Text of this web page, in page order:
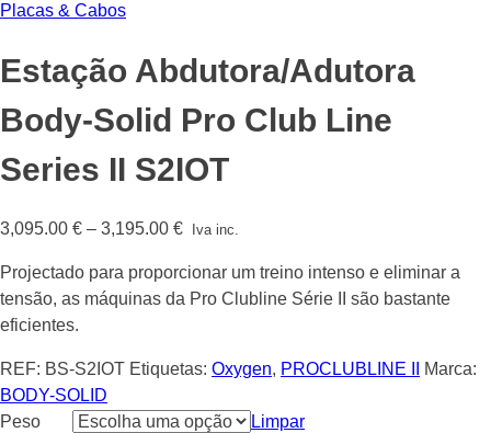
Placas & Cabos
Estação Abdutora/Adutora
Body-Solid Pro Club Line
Series II S2IOT
3,095.00 € – 3,195.00 €Price
3,095.00 €
through
Iva inc.
Projectado para proporcionar um treino intenso e eliminar a
tensão, as máquinas da Pro Clubline Série II são bastante
eficientes.
REF: BS-S2IOT Etiquetas: Oxygen, PROCLUBLINE II
Marca:
BODY-SOLID
Peso
Limpar